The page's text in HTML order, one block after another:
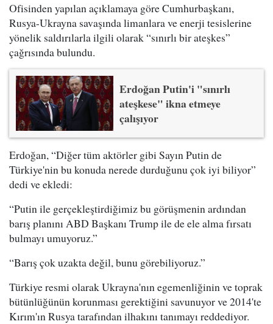
Ofisinden yapılan açıklamaya göre Cumhurbaşkanı,
Rusya-Ukrayna savaşında limanlara ve enerji tesislerine
yönelik saldırılarla ilgili olarak “sınırlı bir ateşkes”
çağrısında bulundu.
Erdoğan Putin'i "sınırlı
ateşkese" ikna etmeye
çalışıyor
Erdoğan, “Diğer tüm aktörler gibi Sayın Putin de
Türkiye'nin bu konuda nerede durduğunu çok iyi biliyor”
dedi ve ekledi:
“Putin ile gerçekleştirdiğimiz bu görüşmenin ardından
barış planını ABD Başkanı Trump ile de ele alma fırsatı
bulmayı umuyoruz.”
“Barış çok uzakta değil, bunu görebiliyoruz.”
Türkiye resmi olarak Ukrayna'nın egemenliğinin ve toprak
bütünlüğünün korunması gerektiğini savunuyor ve 2014'te
Kırım'ın Rusya tarafından ilhakını tanımayı reddediyor.